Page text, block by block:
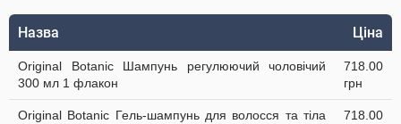
Назва Ціна
Original Botanic Шампунь регулюючий чоловічий
300 мл 1 флакон
718.00
грн
Original Botanic Гель-шампунь для волосся та тіла
718.00